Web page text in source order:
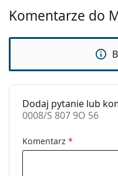
Marka:
Komentarze do
Dodaj pytanie lub
0008/S 807 9O 56
Komentarz *